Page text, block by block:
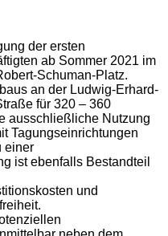
der ersten
ab Sommer 2021 im
Schuman-Platz.
an der Ludwig-Erhard-
für 320 – 360
ausschließliche Nutzung
Tagungseinrichtungen
einer
ist ebenfalls Bestandteil
und